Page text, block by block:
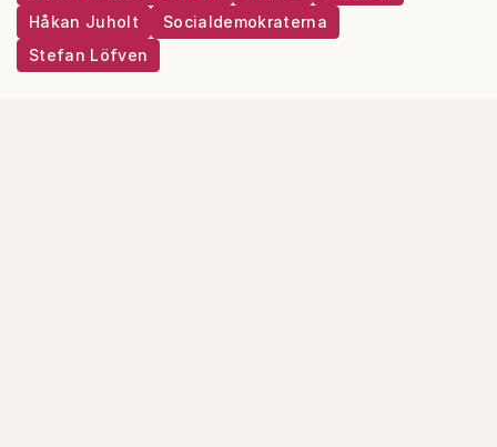
Håkan Juholt
Socialdemokraterna
Stefan Löfven